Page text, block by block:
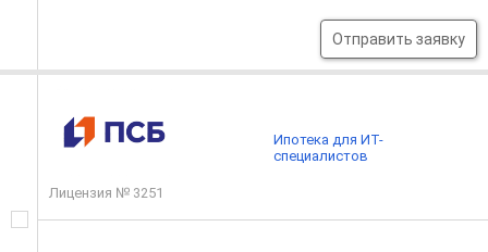
Отправить заявку
Лицензия № 3251
Ипотека для ИТ-
специалистов